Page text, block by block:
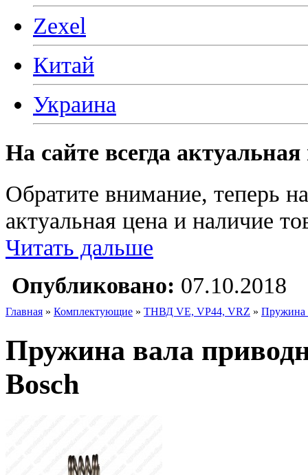
Zexel
Китай
Украина
На сайте всегда
Обратите внимание, теперь
актуальная цена и наличие
Читать дальше
Опубликовано: 07.10.2018
Главная » Комплектующие » ТНВД VE, VP44, VRZ » Пружина
Пружина вала
Bosch